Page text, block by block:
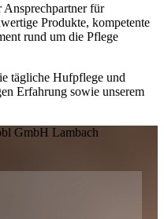
für
Produkte, kompetente
rund um die Pflege
tägliche Hufpflege und
Erfahrung sowie unserem
GmbH Lambach